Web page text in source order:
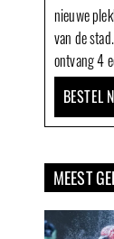
nieuwe
van de
ontvang 4
BESTEL
MEEST